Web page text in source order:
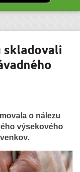
skladovali
o nálezu
výsekového